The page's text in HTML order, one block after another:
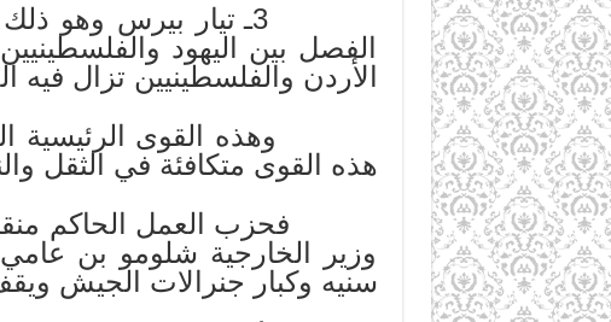
3ـ تيار بيرس وهو
الفصل بين اليهود
الأردن والفلسطينيين تزال
وهذه القوى الرئيسية
هذه القوى متكافئة في الثقل
فحزب العمل الحاكم
وزير الخارجية شلومو بن عامي
سنيه وكبار جنرالات الجيش